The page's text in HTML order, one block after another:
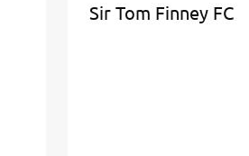
Sir Tom Finney FC